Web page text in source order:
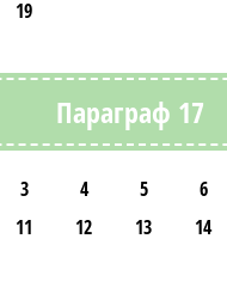
19
Параграф 17
3 4 5 6
11 12 13 14